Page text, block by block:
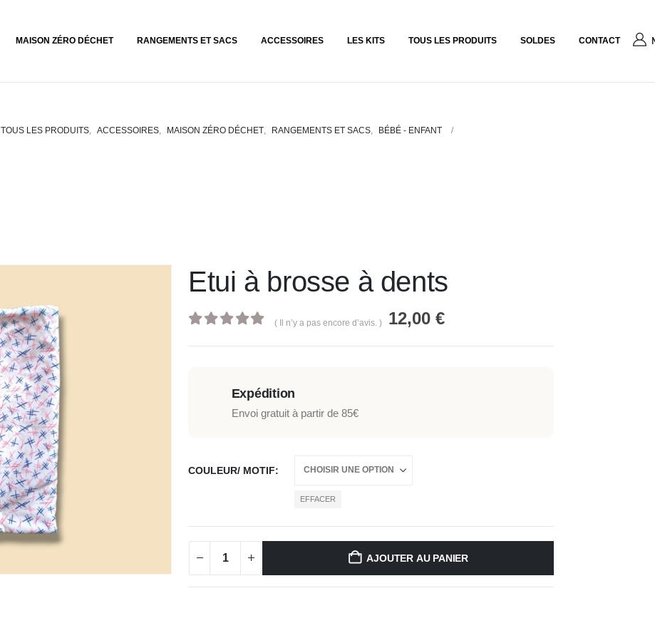
MAISON ZÉRO DÉCHET RANGEMENTS ET SACS ACCESSOIRES LES KITS TOUS LES PRODUITS SOLDES CONTACT
TOUS LES PRODUITS ACCESSOIRES MAISON ZÉRO DÉCHET RANGEMENTS ET SACS
BÉBÉ - ENFANT
Etui à brosse à dents
( Il n’y a pas encore d’avis. ) 12,00 €
Expédition
Envoi gratuit à partir de 85€
COULEUR/ MOTIF
EFFACER
AJOUTER AU PANIER